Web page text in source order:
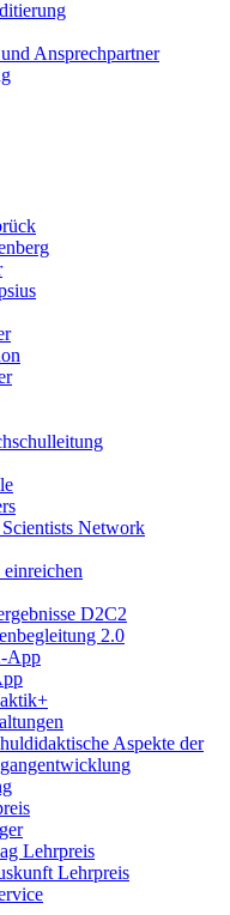
Ansprechpartner
Network
D2C2
2.0
App
Aspekte der
Lehrpreis
Lehrpreis